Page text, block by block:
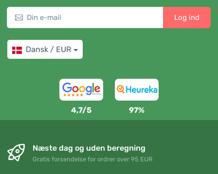
Log ind
Dansk / EUR
4,7/5 97%
Næste dag og uden beregning
Gratis forsendelse for ordrer over 95 EUR